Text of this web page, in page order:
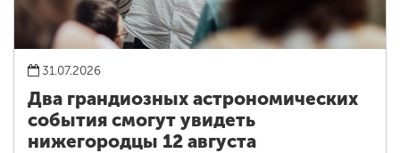
31.07.2026
Два грандиозных астрономических
события смогут увидеть
нижегородцы 12 августа